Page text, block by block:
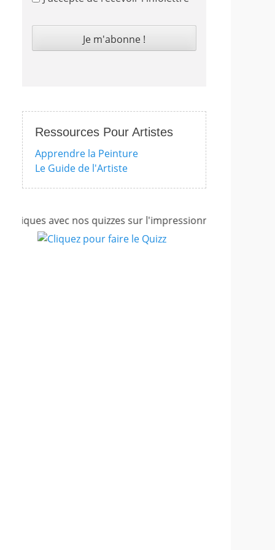
Ressources Pour Artistes
Apprendre la Peinture
Le Guide de l'Artiste
avec nos quizzes sur l'impressionnisme, les femmes